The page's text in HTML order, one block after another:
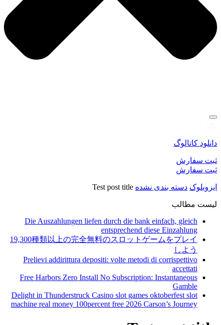
دانلود کاتالوگ
ثبت سفارش
ثبت سفارش
ایزوبلوک دسته بندی نشده Test post title
لیست مطالب
Die Auszahlungen liefen durch die bank einfach, gleich
entsprechend diese Einzahlung
19,300種類以上の完全無料のスロットゲームをプレイ
しよう
Prelievi addirittura depositi: volte metodi di corrispettivo
accettati
Free Harbors Zero Install No Subscription: Instantaneous
Gamble
Delight in Thunderstruck Casino slot games oktoberfest slot
machine real money 100percent free 2026 Carson’s Journey